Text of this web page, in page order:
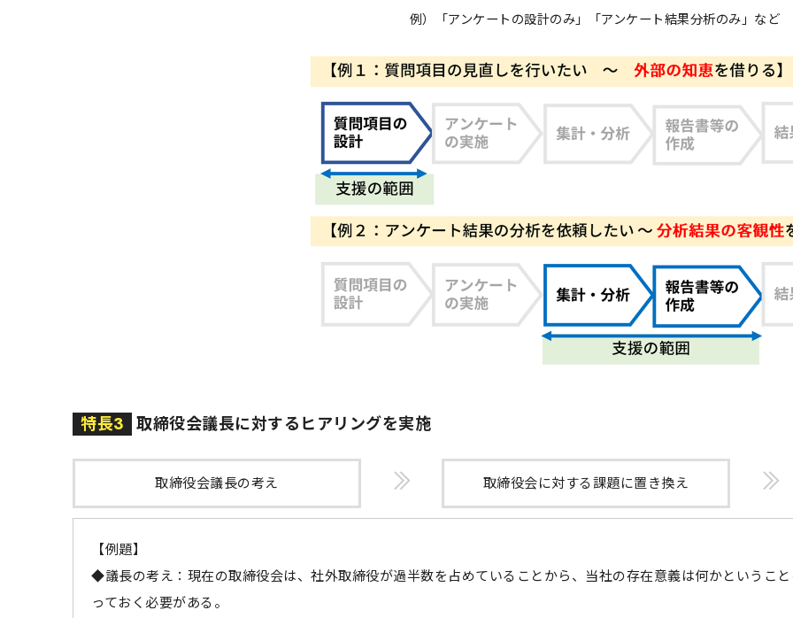
例）「アンケートの設計のみ」「アンケート結果分析のみ」など
特長3 取締役会議長に対するヒアリングを実施
取締役会議長の考え 取締役会に対する課題に置き換え
【例題】
◆議長の考え：現在の取締役会は、社外取締役が過半数を占めていることから、当社の存在意義は何かというこ
っておく必要がある。